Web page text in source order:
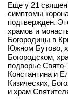
Еще у 21
симптомы
подтвержден.
храмов и
Богородицы в
Южном Бутово,
Богородском,
подворье
Константина и
Кизических,
и храм